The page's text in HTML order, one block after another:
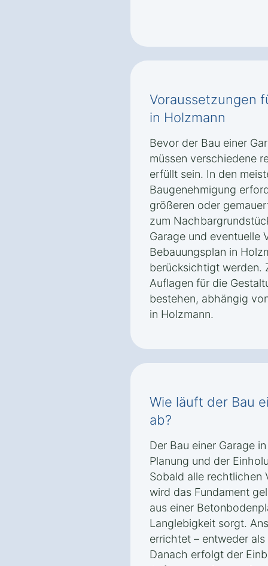
Voraussetzungen
in Holzmann
Bevor der Bau einer
müssen verschiedene
erfüllt sein. In den
Baugenehmigung
größeren oder
zum
Garage und eventuelle
Bebauungsplan in
berücksichtigt werden.
Auflagen für die
bestehen, abhängig
in Holzmann.
Wie läuft der Bau
ab?
Der Bau einer Garage
Planung und der
Sobald alle rechtlichen
wird das Fundament
aus einer
Langlebigkeit sorgt.
errichtet – entweder
Danach erfolgt der